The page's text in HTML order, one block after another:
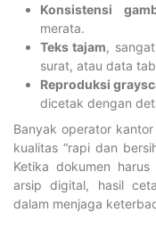
Konsistensi
merata.
Teks tajam,
surat, atau data
Reproduksi
dicetak dengan
Banyak operator
kualitas “rapi dan
Ketika dokumen
arsip digital, hasil
dalam menjaga